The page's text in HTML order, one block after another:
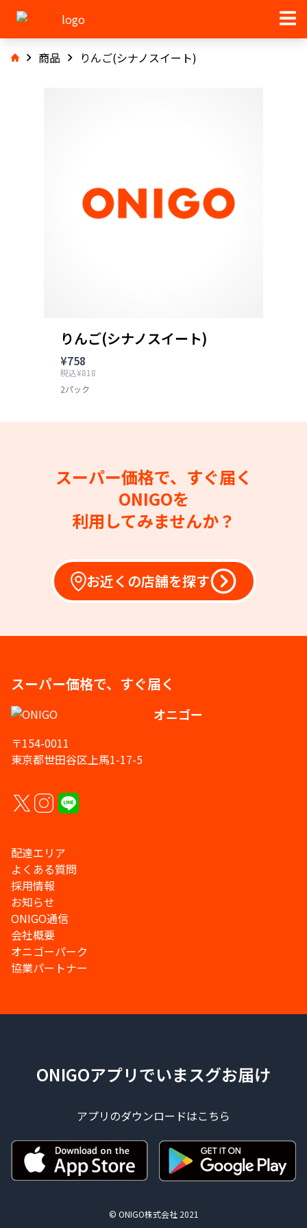
商品 りんご(シナノスイート)
りんご(シナノスイート)
¥758
税込¥818
2パック
スーパー価格で、すぐ届く
ONIGOを
利用してみませんか？
お近くの店舗を探す
スーパー価格で、すぐ届く
オニゴー
〒154-0011
東京都世田谷区上馬1-17-5
配達エリア
よくある質問
採用情報
お知らせ
ONIGO通信
会社概要
オニゴーパーク
協業パートナー
ONIGOアプリでいまスグお届け
アプリのダウンロードはこちら
© ONIGO株式会社 2021